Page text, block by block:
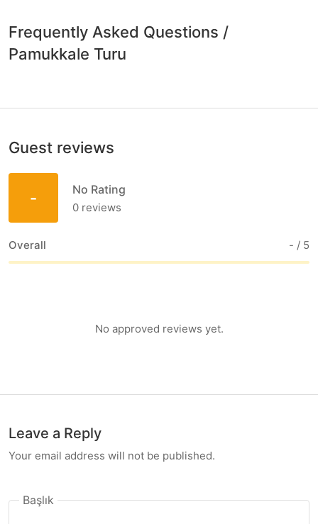
Frequently Asked Questions /
Pamukkale Turu
Guest reviews
- No Rating
0 reviews
Overall - / 5
No approved reviews yet.
Leave a Reply
Your email address will not be published.
Başlık